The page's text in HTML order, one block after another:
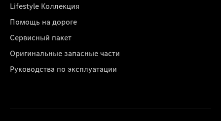
Lifestyle Коллекция
Помощь на дороге
Сервисный пакет
Оригинальные запасные части
Руководства по эксплуатации